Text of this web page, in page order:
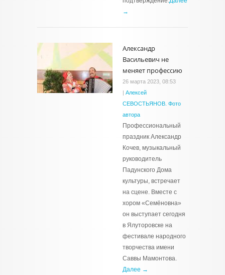
→
Александр
Васильевич не
меняет профессию
26 марта 2023, 08:53
| Алексей
СЕВОСТЬЯНОВ. Фото
автора
Профессиональный
праздник Александр
Кочев, музыкальный
руководитель
Падунского Дома
культуры, встречает
на сцене. Вместе с
хором «Семёновна»
он выступает сегодня
в Ялуторовске на
фестивале народного
творчества имени
Саввы Мамонтова.
Далее →